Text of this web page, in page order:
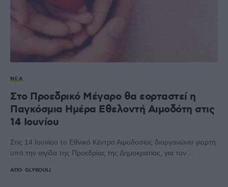
ΝΈΑ
Στο Προεδρικό Μέγαρο θα εορταστεί η
Παγκόσμια Ημέρα Εθελοντή Αιμοδότη στις
14 Ιουνίου
Στις 14 Ιουνίου το Εθνικό Κέντρο Αιμοδοσίας διοργανώνει γιορτή
υπό την αιγίδα της Προεδρίας της Δημοκρατίας, για τον…
ΑΠΌ GLYKOULI